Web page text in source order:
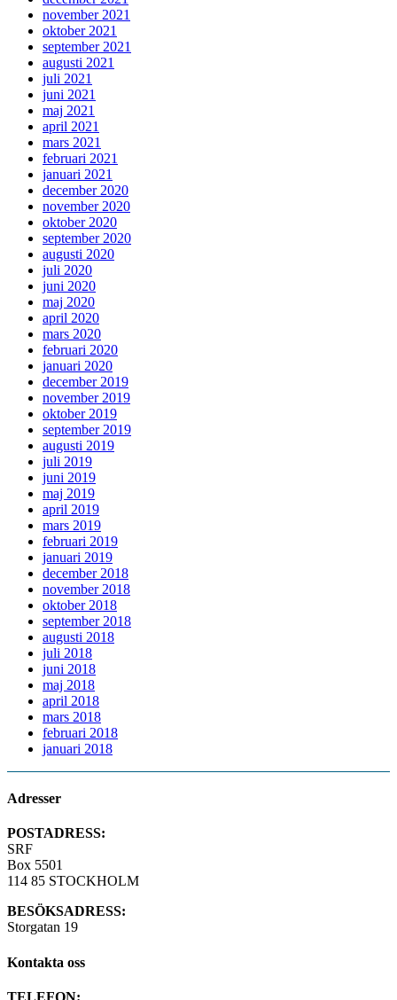
november 2021
oktober 2021
september 2021
augusti 2021
juli 2021
juni 2021
maj 2021
april 2021
mars 2021
februari 2021
januari 2021
december 2020
november 2020
oktober 2020
september 2020
augusti 2020
juli 2020
juni 2020
maj 2020
april 2020
mars 2020
februari 2020
januari 2020
december 2019
november 2019
oktober 2019
september 2019
augusti 2019
juli 2019
juni 2019
maj 2019
april 2019
mars 2019
februari 2019
januari 2019
december 2018
november 2018
oktober 2018
september 2018
augusti 2018
juli 2018
juni 2018
maj 2018
april 2018
mars 2018
februari 2018
januari 2018
Adresser
POSTADRESS:
SRF
Box 5501
114 85 STOCKHOLM
BESÖKSADRESS:
Storgatan 19
Kontakta oss
TELEFON: